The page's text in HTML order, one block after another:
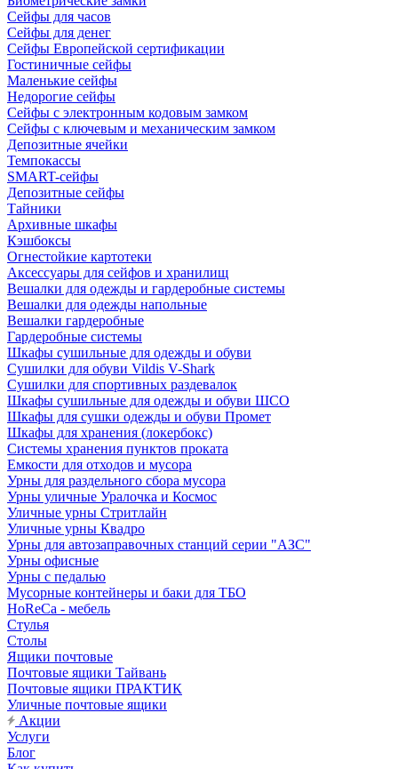
Сейфы для часов
Сейфы для денег
Сейфы Европейской сертификации
Гостиничные сейфы
Маленькие сейфы
Недорогие сейфы
Сейфы с электронным кодовым замком
Сейфы с ключевым и механическим замком
Депозитные ячейки
Темпокассы
SMART-сейфы
Депозитные сейфы
Тайники
Архивные шкафы
Кэшбоксы
Огнестойкие картотеки
Аксессуары для сейфов и хранилищ
Вешалки для одежды и гардеробные системы
Вешалки для одежды напольные
Вешалки гардеробные
Гардеробные системы
Шкафы сушильные для одежды и обуви
Сушилки для обуви Vildis V-Shark
Сушилки для спортивных раздевалок
Шкафы сушильные для одежды и обуви ШСО
Шкафы для сушки одежды и обуви Промет
Шкафы для хранения (локербокс)
Системы хранения пунктов проката
Емкости для отходов и мусора
Урны для раздельного сбора мусора
Урны уличные Уралочка и Космос
Уличные урны Стритлайн
Уличные урны Квадро
Урны для автозаправочных станций серии "АЗС"
Урны офисные
Урны с педалью
Мусорные контейнеры и баки для ТБО
HoReCa - мебель
Стулья
Столы
Ящики почтовые
Почтовые ящики Тайвань
Почтовые ящики ПРАКТИК
Уличные почтовые ящики
Акции
Услуги
Блог